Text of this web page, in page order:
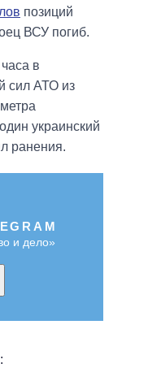
позиций
ВСУ погиб.
в
сил АТО из
украинский
ранения.
и дело»